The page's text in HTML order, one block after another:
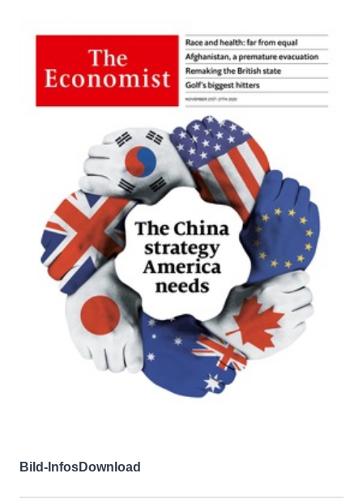
Bild-InfosDownload